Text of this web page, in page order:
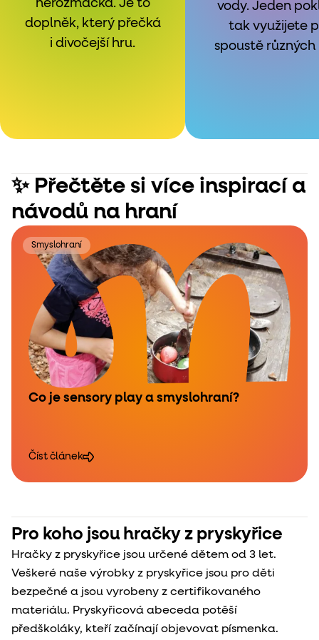
nerozmačká. Je to
doplněk, který přečká
i divočejší hru.
vody. Jeden
tak využijete
spoustě různých
✨ Přečtěte si více inspirací a
návodů na hraní
Smyslohraní
Co je sensory play a smyslohraní?
Číst článek
Pro koho jsou hračky z pryskyřice
Hračky z pryskyřice jsou určené dětem od 3 let.
Veškeré naše výrobky z pryskyřice jsou pro děti
bezpečné a jsou vyrobeny z certifikovaného
materiálu. Pryskyřicová abeceda potěší
předškoláky, kteří začínají objevovat písmenka.